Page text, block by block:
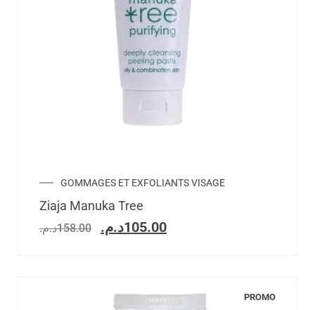
GOMMAGES ET EXFOLIANTS VISAGE
Ziaja Manuka Tree
158.00د.م. 105.00د.م.
PROMO